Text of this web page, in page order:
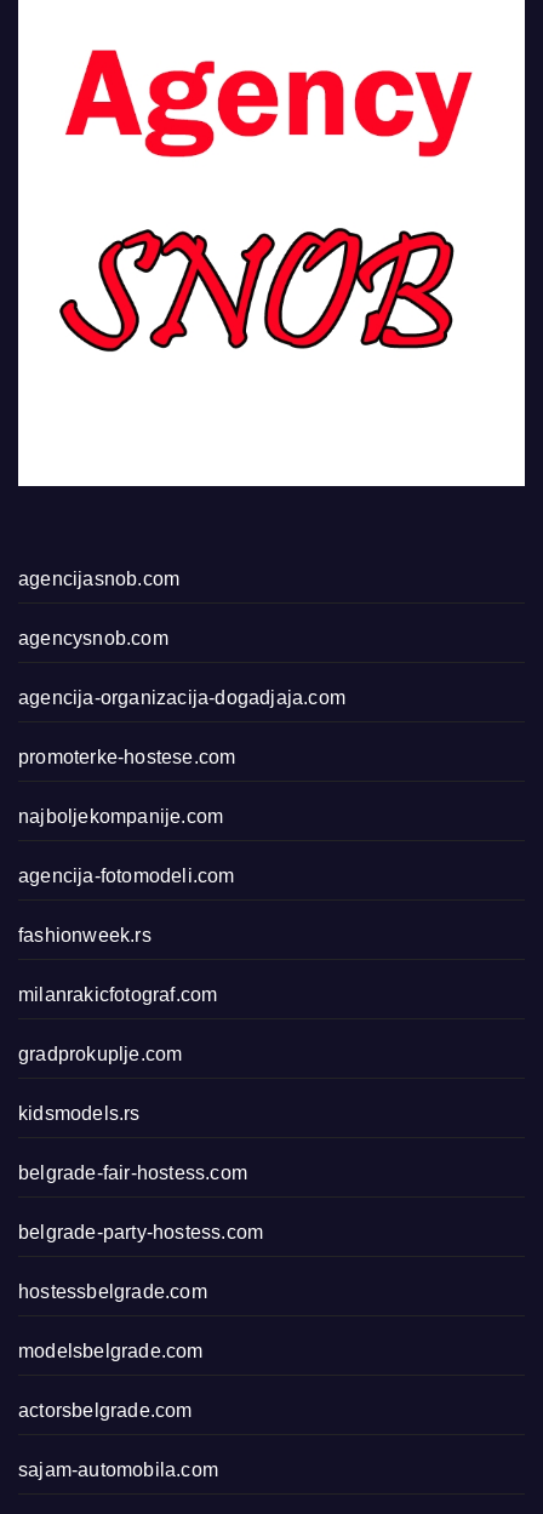
agencijasnob.com
agencysnob.com
agencija-organizacija-dogadjaja.com
promoterke-hostese.com
najboljekompanije.com
agencija-fotomodeli.com
fashionweek.rs
milanrakicfotograf.com
gradprokuplje.com
kidsmodels.rs
belgrade-fair-hostess.com
belgrade-party-hostess.com
hostessbelgrade.com
modelsbelgrade.com
actorsbelgrade.com
sajam-automobila.com